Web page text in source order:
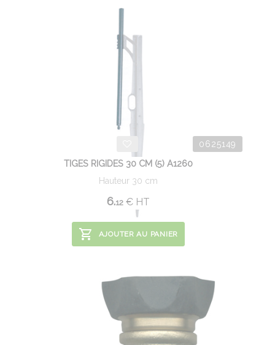
0625149
TIGES RIGIDES 30 CM (5) A1260
Hauteur 30 cm
6.12 € HT
AJOUTER AU PANIER